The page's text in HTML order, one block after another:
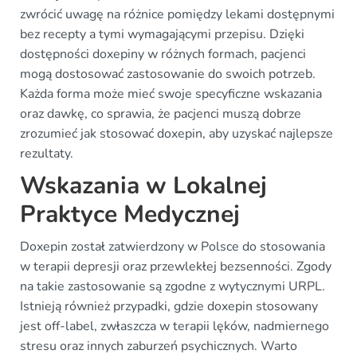
zwrócić uwagę na różnice pomiędzy lekami dostępnymi
bez recepty a tymi wymagającymi przepisu. Dzięki
dostępności doxepiny w różnych formach, pacjenci
mogą dostosować zastosowanie do swoich potrzeb.
Każda forma może mieć swoje specyficzne wskazania
oraz dawkę, co sprawia, że pacjenci muszą dobrze
zrozumieć jak stosować doxepin, aby uzyskać najlepsze
rezultaty.
Wskazania w Lokalnej
Praktyce Medycznej
Doxepin został zatwierdzony w Polsce do stosowania
w terapii depresji oraz przewlekłej bezsenności. Zgody
na takie zastosowanie są zgodne z wytycznymi URPL.
Istnieją również przypadki, gdzie doxepin stosowany
jest off-label, zwłaszcza w terapii lęków, nadmiernego
stresu oraz innych zaburzeń psychicznych. Warto